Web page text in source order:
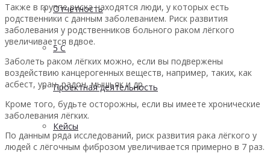
Отчетность
5 С
Проектная деятельность
Кейсы
Также в группе риска находятся люди, у которых есть
родственники с данным заболеванием. Риск развития
заболевания у родственников больного раком лёгкого
увеличивается вдвое.
Заболеть раком лёгких можно, если вы подвержены
воздействию канцерогенных веществ, например, таких, как
асбест, уран, радон, мышьяк и др.
Кроме того, будьте осторожны, если вы имеете хронические
заболевания лёгких.
По данным ряда исследований, риск развития рака лёгкого у
людей с лёгочным фиброзом увеличивается примерно в 7 раз.